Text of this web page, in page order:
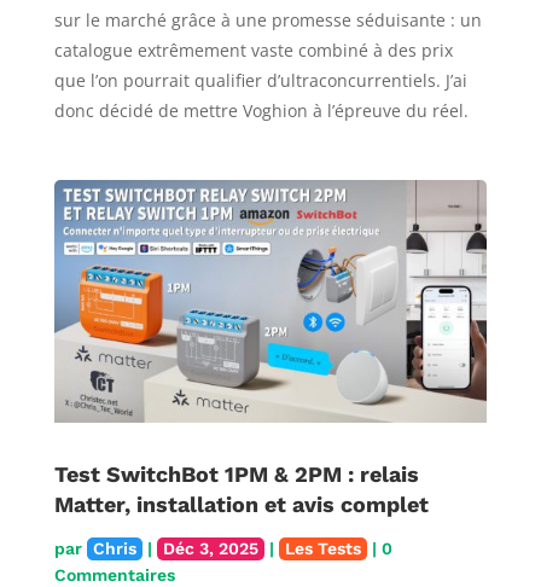
sur le marché grâce à une promesse séduisante : un
catalogue extrêmement vaste combiné à des prix
que l’on pourrait qualifier d’ultraconcurrentiels. J’ai
donc décidé de mettre Voghion à l’épreuve du réel.
Test SwitchBot 1PM & 2PM : relais
Matter, installation et avis complet
par Chris | Déc 3, 2025 | Les Tests | 0
Commentaires